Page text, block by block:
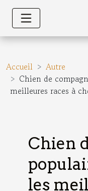
Accueil
Autre
Chien de
meilleures races à
Chien
les